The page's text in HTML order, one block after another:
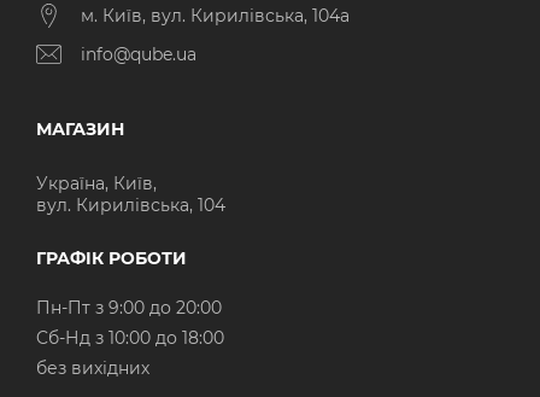
м. Київ, вул. Кирилівська, 104а
info@qube.ua
МАГАЗИН
Україна, Київ,
вул. Кирилівська, 104
ГРАФІК РОБОТИ
Пн-Пт з 9:00 до 20:00
Cб-Нд з 10:00 до 18:00
без вихідних